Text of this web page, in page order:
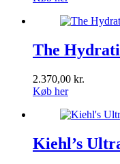
The
2.370,00 kr.
Køb her
Kiehl’s